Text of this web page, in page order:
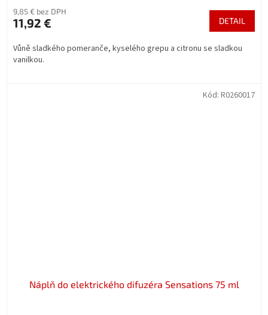
9,85 € bez DPH
11,92 € DETAIL
Vůně sladkého pomeranče, kyselého grepu a citronu se sladkou
vanilkou.
Náplň do elektrického difuzéra Sensations 75 ml
Kód: R0260017